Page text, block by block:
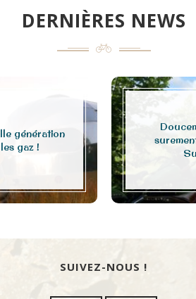
DERNIÈRES NEWS
génération
gaz !
SUIVEZ-NOUS !